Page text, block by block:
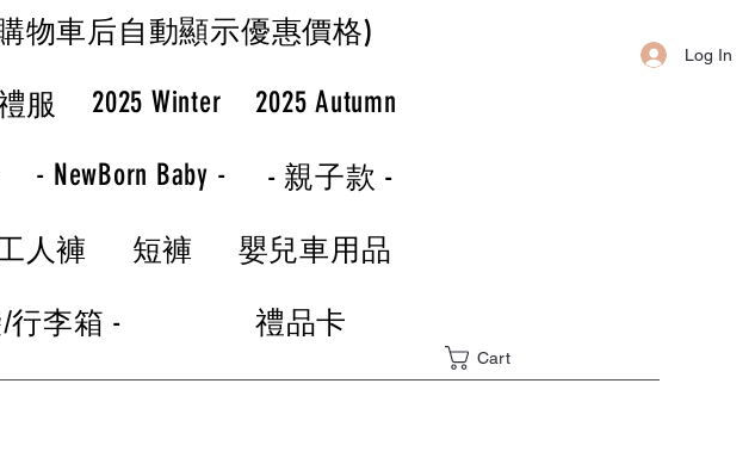
Log In
物車后自動顯示優惠價格)
服 2025 Winter 2025 Autumn
- NewBorn Baby - - 親子款 -
人褲 短褲 嬰兒車用品
行李箱 - 禮品卡
Cart